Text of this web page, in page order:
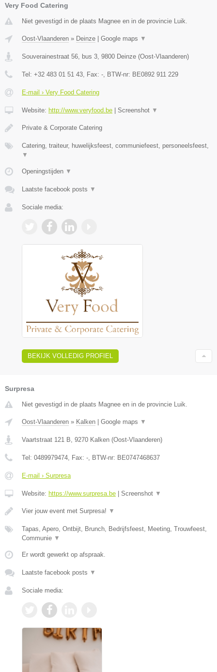
Very Food Catering
Niet gevestigd in de plaats Magnee en in de provincie Luik.
Oost-Vlaanderen » Deinze Google maps ▼
Souverainestraat 56, bus 3, 9800 Deinze (Oost-Vlaanderen)
Tel: +32 483 01 51 43, Fax: -, BTW-nr: BE0892 911 229
E-mail › Very Food Catering
Website: http://www.veryfood.be Screenshot ▼
Private & Corporate Catering
Catering, traiteur, huwelijksfeest, communiefeest, personeelsfeest,
▼
Openingstijden ▼
Laatste facebook posts ▼
Sociale media:
BEKIJK VOLLEDIG PROFIEL
Surpresa
Niet gevestigd in de plaats Magnee en in de provincie Luik.
Oost-Vlaanderen » Kalken | Google maps ▼
Vaartstraat 121 B 9270 Kalken (Oost-Vlaanderen)
Tel: 0489979474 , Fax: - , BTW-nr: BE0747468637
E-mail › Surpresa
Website: https://www.surpresa.be | Screenshot ▼
Vier jouw event met Surpresa! ▼
Tapas, Apero, Ontbijt, Brunch, Bedrijfsfeest, Meeting, Trouwfeest,
Communie ▼
Er wordt gewerkt op afspraak.
Laatste facebook posts ▼
Sociale media: